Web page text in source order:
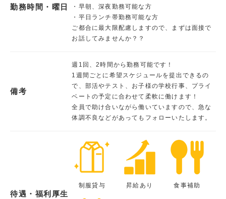
勤務時間・曜日
・早朝、深夜勤務可能な方
・平日ランチ帯勤務可能な方
ご都合に最大限配慮しますので、まずは面接で
お話してみませんか？？
備考
週1回、2時間から勤務可能です！
1週間ごとに希望スケジュールを提出できるの
で、部活やテスト、お子様の学校行事、プライ
ベートの予定に合わせて柔軟に働けます！
全員で助け合いながら働いていますので、急な
体調不良などがあってもフォローいたします。
待遇・福利厚生
制服貸与 昇給あり 食事補助